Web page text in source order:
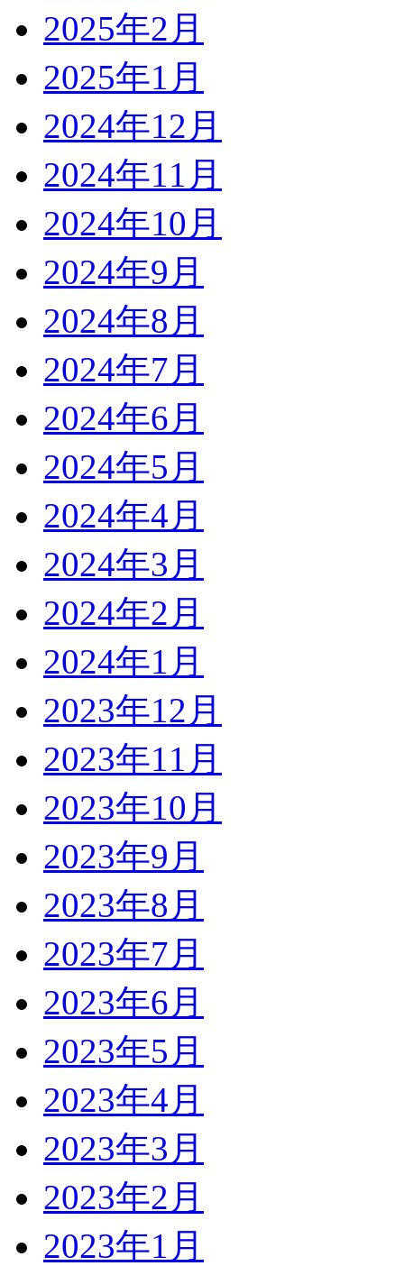
2025年2月
2025年1月
2024年12月
2024年11月
2024年10月
2024年9月
2024年8月
2024年7月
2024年6月
2024年5月
2024年4月
2024年3月
2024年2月
2024年1月
2023年12月
2023年11月
2023年10月
2023年9月
2023年8月
2023年7月
2023年6月
2023年5月
2023年4月
2023年3月
2023年2月
2023年1月